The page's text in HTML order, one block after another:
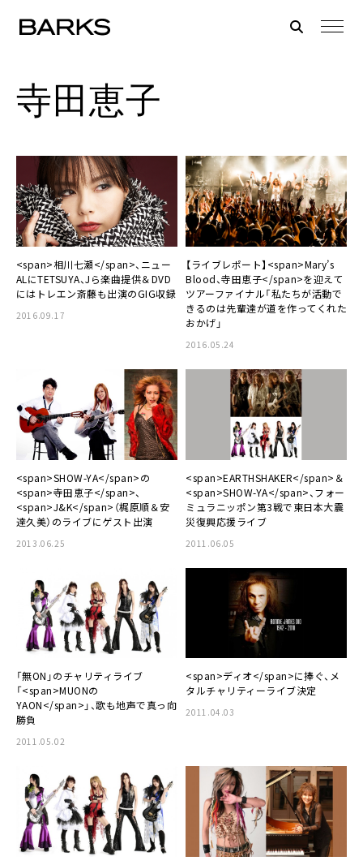
寺田恵子
<span>相川七瀬</span>、ニュー
ALにTETSUYA、Jら楽曲提供＆DVD
にはトレエン斎藤も出演のGIG収録
2016.09.17
【ライブレポート】<span>Mary’s
Blood、寺田恵子</span>を迎えて
ツアーファイナル「私たちが活動で
きるのは先輩達が道を作ってくれた
おかげ」
2016.05.24
<span>SHOW-YA</span>の
<span>寺田恵子</span>、
<span>J&K</span>（梶原順＆安
達久美）のライブにゲスト出演
2013.06.25
<span>EARTHSHAKER</span>＆
<span>SHOW-YA</span>、フォー
ミュラニッポン第3戦で東日本大震
災復興応援ライブ
2011.06.05
「無ON」のチャリティライブ
「<span>MUONの
YAON</span>」、歌も地声で真っ向
勝負
2011.05.02
<span>ディオ</span>に捧ぐ、メ
タルチャリティーライブ決定
2011.04.03